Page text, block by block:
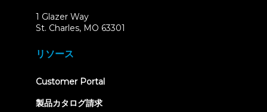
1 Glazer Way
St. Charles, MO 63301
リソース
Customer Portal(opens
製品カタログ請求